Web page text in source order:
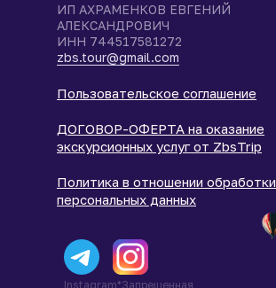
Пользовательское соглашение
ДОГОВОР-ОФЕРТА на оказание
экскурсионных услуг от ZbsTrip
Политика в отношении обработки
персональных данных
ИП АХРАМЕНКОВ ЕВГЕНИЙ
АЛЕКСАНДРОВИЧ
ИНН 744517581272
zbs.tour@gmail.com
Instagram*Запрещенная